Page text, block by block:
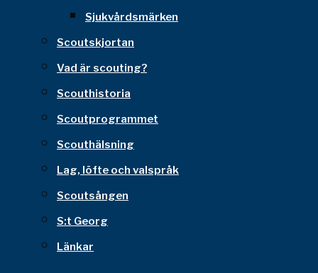
Sjukvårdsmärken
Scoutskjortan
Vad är scouting?
Scouthistoria
Scoutprogrammet
Scouthälsning
Lag, löfte och valspråk
Scoutsången
S:t Georg
Länkar